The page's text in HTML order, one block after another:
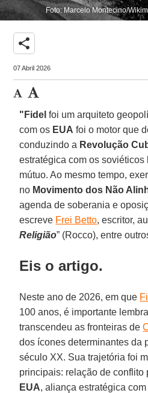
Foto: Marcelo Montecino/
share
07 Abril 2026
"Fidel foi um arquiteto
com os EUA foi o motor que
conduzindo a Revolução
estratégica com os
mútuo. Ao mesmo tempo,
no Movimento dos Não
agenda de soberania e
escreve Frei Betto, escritor,
Religião” (Rocco), entre
Eis o artigo.
Neste ano de 2026, em que
100 anos, é importante
transcendeu as fronteiras de
dos ícones determinantes da
século XX. Sua trajetória foi
principais: relação de conflito
EUA, aliança estratégica com